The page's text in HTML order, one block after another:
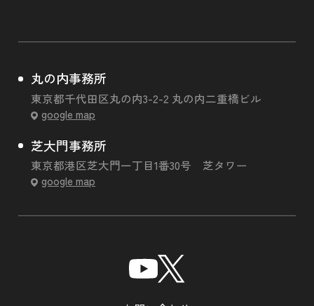
丸の内事務所
東京都千代田区丸の内3-2-2 丸の内二重橋ビル
google map
芝大門事務所
東京都港区芝大門一丁目1番30号 芝タワー
google map